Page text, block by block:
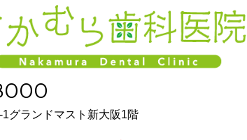
グランドマスト新大阪1階